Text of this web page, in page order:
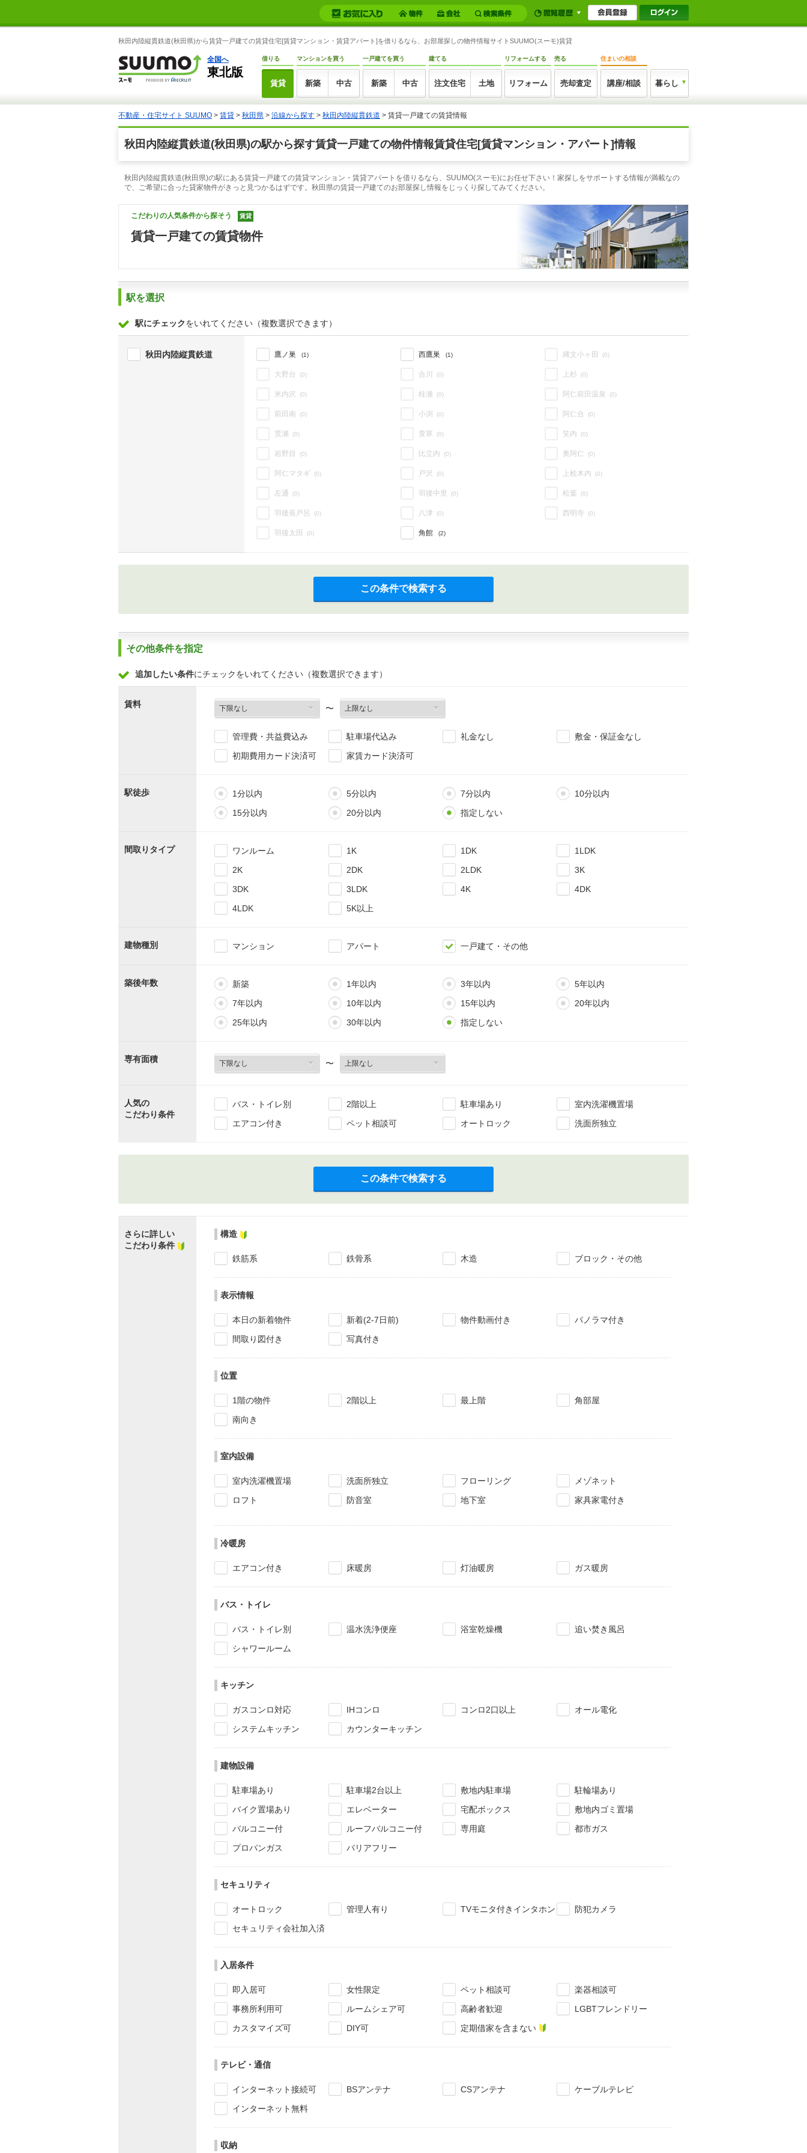
秋田内陸縦貫鉄道(秋田県)から賃貸一戸建ての賃貸住宅[賃貸マンション・賃貸アパート]を借りるなら、お部屋探しの物件情報サイトSUUMO(スーモ)賃貸
全国へ
東北版
借りる
賃貸
マンションを買う
新築 中古
一戸建てを買う
新築 中古
建てる
注文住宅 土地
リフォームする
リフォーム
売る
売却査定
住まいの相談
講座/相談 暮らし
不動産・住宅サイト SUUMO > 賃貸 > 秋田県 > 沿線から探す > 秋田内陸縦貫鉄道 > 賃貸一戸建ての賃貸情報
秋田内陸縦貫鉄道(秋田県)の駅から探す賃貸一戸建ての物件情報賃貸住宅[賃貸マンション・アパート]情報
秋田内陸縦貫鉄道(秋田県)の駅にある賃貸一戸建ての賃貸マンション・賃貸アパートを借りるなら、SUUMO(スーモ)にお任せ下さい！家探しをサポートする情報が満載なの
で、ご希望に合った貸家物件がきっと見つかるはずです。秋田県の賃貸一戸建てのお部屋探し情報をじっくり探してみてください。
こだわりの人気条件から探そう 賃貸
賃貸一戸建ての賃貸物件
駅を選択
駅にチェックをいれてください（複数選択できます）
秋田内陸縦貫鉄道 鷹ノ巣 (1) 西鷹巣 (1) 縄文小ヶ田 (0)
大野台 (0) 合川 (0) 上杉 (0)
米内沢 (0) 桂瀬 (0) 阿仁前田温泉 (0)
前田南 (0) 小渕 (0) 阿仁合 (0)
荒瀬 (0) 萱草 (0) 笑内 (0)
岩野目 (0) 比立内 (0) 奥阿仁 (0)
阿仁マタギ (0) 戸沢 (0) 上桧木内 (0)
左通 (0) 羽後中里 (0) 松葉 (0)
羽後長戸呂 (0) 八津 (0) 西明寺 (0)
羽後太田 (0) 角館 (2)
この条件で検索する
その他条件を指定
追加したい条件にチェックをいれてください（複数選択できます）
賃料 〜
管理費・共益費込み 駐車場代込み 礼金なし
敷金・保証金なし
初期費用カード決済可
家賃カード決済可
駅徒歩 1分以内 5分以内 7分以内
10分以内
15分以内
20分以内 指定しない
間取りタイプ ワンルーム 1K 1DK
1LDK
2K
2DK 2LDK
3K
3DK
3LDK 4K
4DK
4LDK
5K以上
建物種別 マンション アパート 一戸建て・その他
築後年数 新築 1年以内 3年以内
5年以内
7年以内
10年以内 15年以内
20年以内
25年以内
30年以内 指定しない
専有面積 〜
人気の
こだわり条件
バス・トイレ別 2階以上 駐車場あり
室内洗濯機置場
エアコン付き
ペット相談可 オートロック 洗面所独立
この条件で検索する
さらに詳しい
こだわり条件
構造
鉄筋系 鉄骨系 木造 ブロック・その他
表示情報
本日の新着物件 新着(2-7日前) 物件動画付き
パノラマ付き
間取り図付き
写真付き
位置
1階の物件 2階以上 最上階
角部屋
南向き
室内設備
室内洗濯機置場 洗面所独立 フローリング
メゾネット
ロフト
防音室 地下室 家具家電付き
冷暖房
エアコン付き 床暖房 灯油暖房 ガス暖房
バス・トイレ
バス・トイレ別 温水洗浄便座 浴室乾燥機
追い焚き風呂
シャワールーム
キッチン
ガスコンロ対応 IHコンロ コンロ2口以上
オール電化
システムキッチン
カウンターキッチン
建物設備
駐車場あり 駐車場2台以上 敷地内駐車場
駐輪場あり
バイク置場あり
エレベーター 宅配ボックス
敷地内ゴミ置場
バルコニー付
ルーフバルコニー付 専用庭
都市ガス
プロパンガス
バリアフリー
セキュリティ
オートロック 管理人有り TVモニタ付きインタホン
防犯カメラ
セキュリティ会社加入済
入居条件
即入居可 女性限定 ペット相談可
楽器相談可
事務所利用可
ルームシェア可 高齢者歓迎
LGBTフレンドリー
カスタマイズ可
DIY可 定期借家を含まない
テレビ・通信
インターネット接続可 BSアンテナ CSアンテナ
ケーブルテレビ
インターネット無料
収納